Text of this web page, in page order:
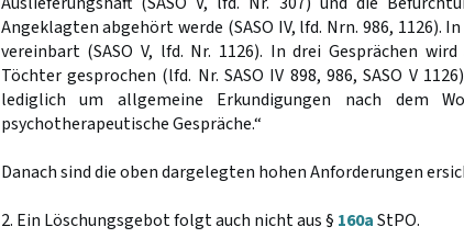
Angeklagten abgehört werde (SASO IV, lfd. Nrn. 986, 1126).
vereinbart (SASO V, lfd. Nr. 1126). In drei Gesprächen
Töchter gesprochen (lfd. Nr. SASO IV 898, 986, SASO V
lediglich um allgemeine Erkundigungen nach dem
psychotherapeutische Gespräche.“
Danach sind die oben dargelegten hohen Anforderungen
2. Ein Löschungsgebot folgt auch nicht aus § 160aStPO.